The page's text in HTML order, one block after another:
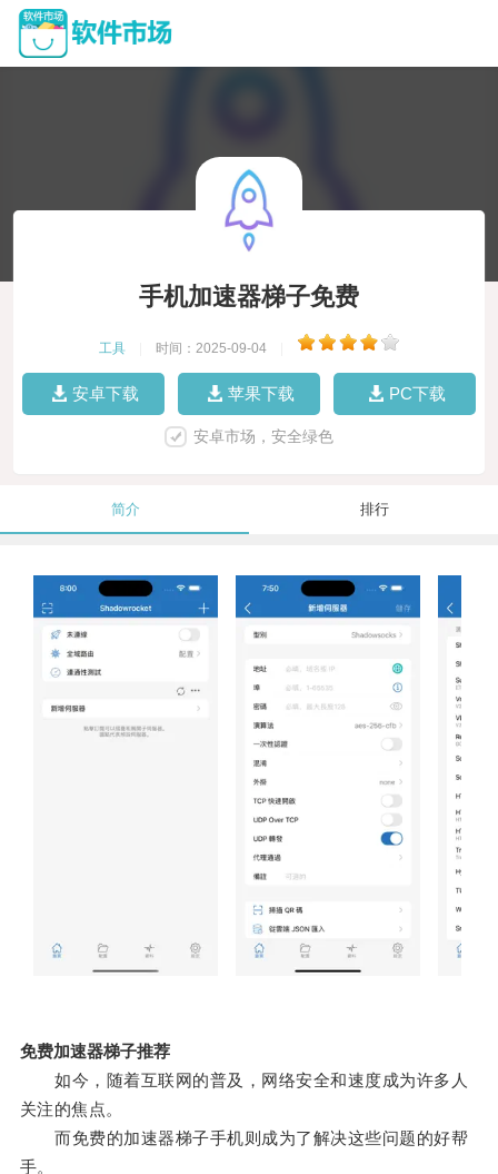
手机加速器梯子免费
工具 时间：2025-09-04
安卓下载 苹果下载 PC下载
安卓市场，安全绿色
简介 排行
免费加速器梯子推荐
如今，随着互联网的普及，网络安全和速度成为许多人
关注的焦点。
而免费的加速器梯子手机则成为了解决这些问题的好帮
手。